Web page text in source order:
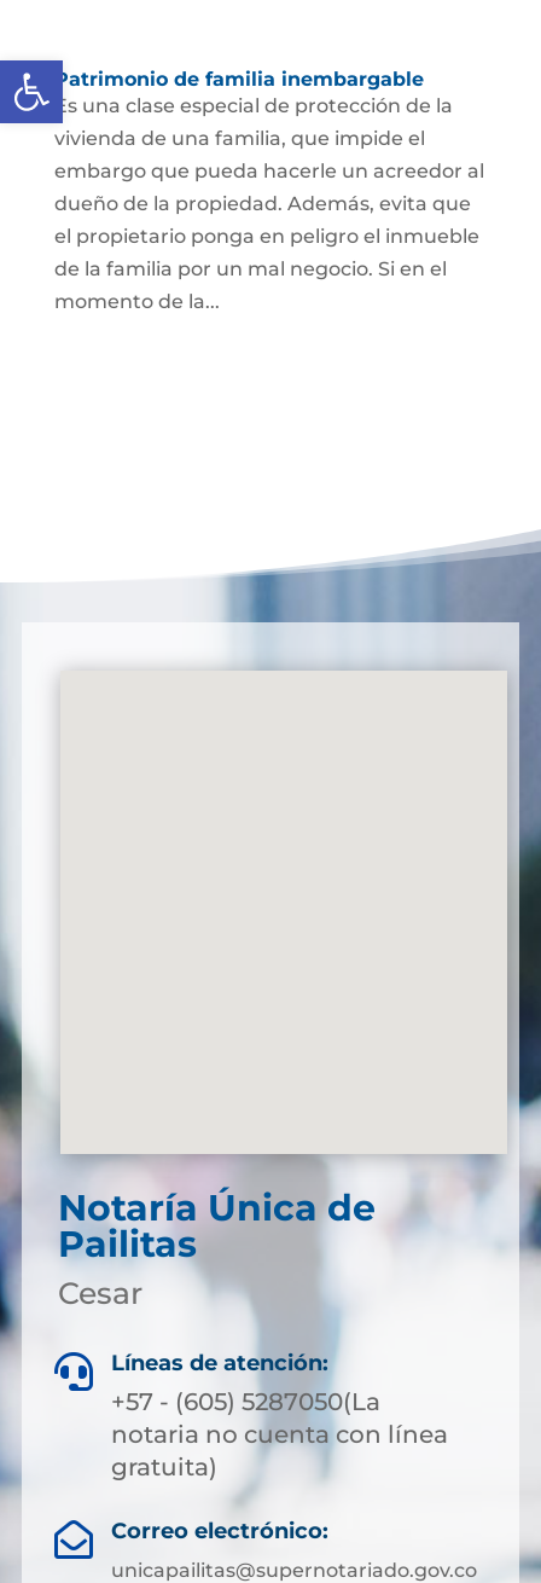
Abrir barra de herramientas
Patrimonio de familia inembargable
Es una clase especial de protección de la
vivienda de una familia, que impide el
embargo que pueda hacerle un acreedor al
dueño de la propiedad. Además, evita que
el propietario ponga en peligro el inmueble
de la familia por un mal negocio. Si en el
momento de la...
Notaría Única de
Pailitas
Cesar
 Líneas de atención:
+57 - (605) 5287050(La
notaria no cuenta con línea
gratuita)
 Correo electrónico:
unicapailitas@supernotariado.gov.co